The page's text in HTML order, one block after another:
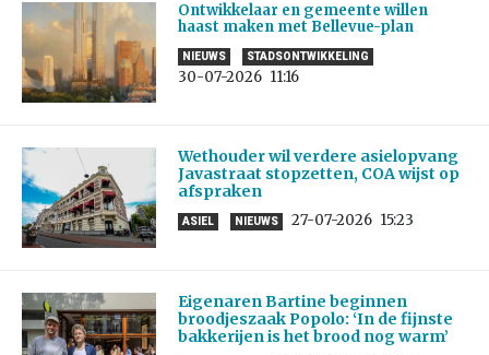
Ontwikkelaar en gemeente willen
haast maken met Bellevue-plan
NIEUWS STADSONTWIKKELING
30-07-2026 11:16
Wethouder wil verdere asielopvang
Javastraat stopzetten, COA wijst op
afspraken
ASIEL NIEUWS 27-07-2026 15:23
Eigenaren Bartine beginnen
broodjeszaak Popolo: ‘In de fijnste
bakkerijen is het brood nog warm’